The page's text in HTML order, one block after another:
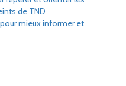
de TND
mieux informer et